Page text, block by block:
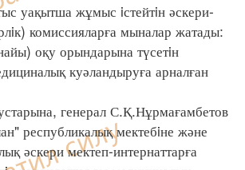
уақытша жұмыс iстейтiн әскери-
комиссияларға мыналар жатады:
оқу орындарына түсетiн
куәландыруға арналған
генерал С.Қ.Нұрмағамбетов
республикалық мектебiне және
әскери мектеп-интернаттарға